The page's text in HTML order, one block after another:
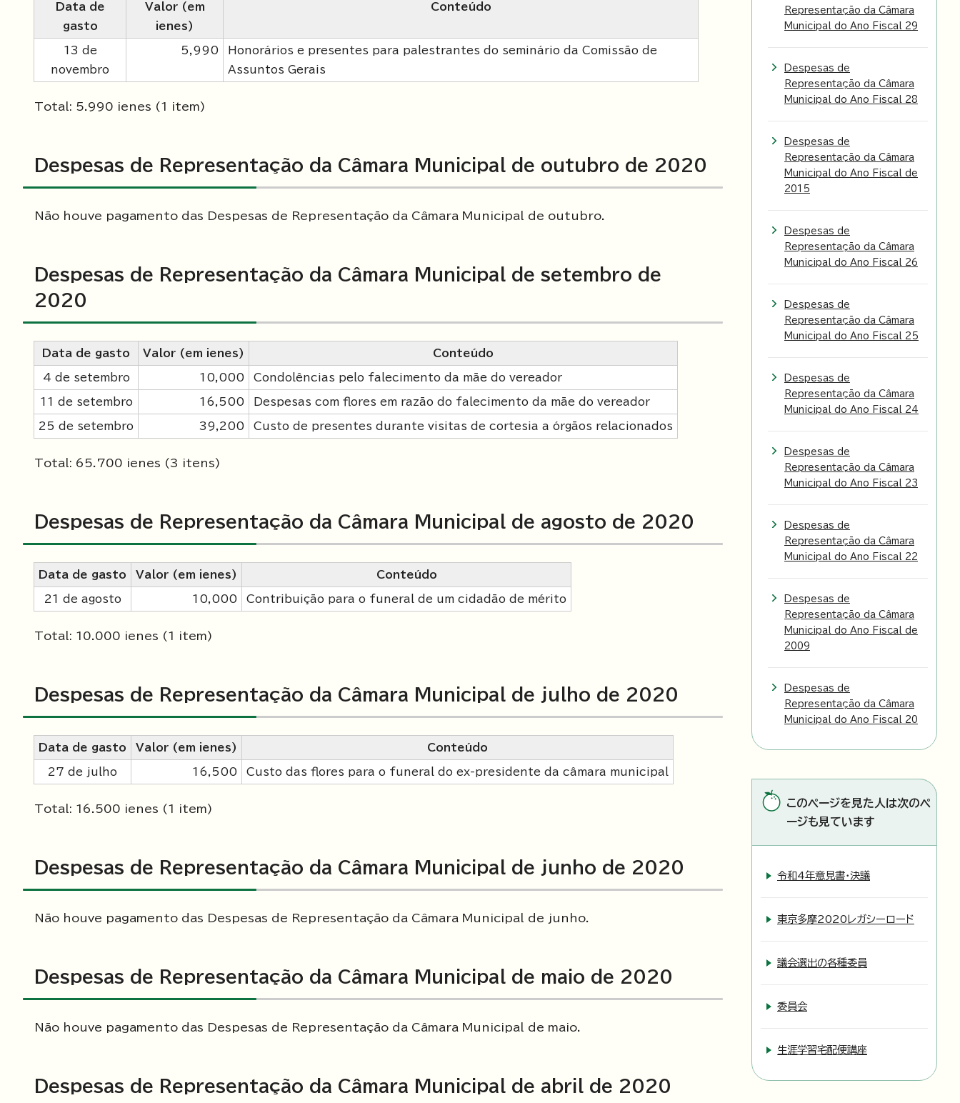
Data de
gasto
Valor (em
ienes)
Conteúdo
13 de
novembro
5,990
Honorários e presentes para palestrantes do seminário da Comissão de
Assuntos Gerais
Total: 5.990 ienes (1 item)
Despesas de Representação da Câmara Municipal de outubro de 2020
Não houve pagamento das Despesas de Representação da Câmara Municipal de outubro.
Despesas de Representação da Câmara Municipal de setembro de
2020
Data de gasto Valor (em ienes) Conteúdo
4 de setembro 10,000 Condolências pelo falecimento da mãe do vereador
11 de setembro 16,500 Despesas com flores em razão do falecimento da mãe do vereador
25 de setembro 39,200 Custo de presentes durante visitas de cortesia a órgãos relacionados
Total: 65.700 ienes (3 itens)
Despesas de Representação da Câmara Municipal de agosto de 2020
Data de gasto Valor (em ienes) Conteúdo
21 de agosto 10,000 Contribuição para o funeral de um cidadão de mérito
Total: 10.000 ienes (1 item)
Despesas de Representação da Câmara Municipal de julho de 2020
Data de gasto Valor (em ienes) Conteúdo
27 de julho 16,500 Custo das flores para o funeral do ex-presidente da câmara municipal
Total: 16.500 ienes (1 item)
Despesas de Representação da Câmara Municipal de junho de 2020
Não houve pagamento das Despesas de Representação da Câmara Municipal de junho.
Despesas de Representação da Câmara Municipal de maio de 2020
Não houve pagamento das Despesas de Representação da Câmara Municipal de maio.
Despesas de Representação da Câmara Municipal de abril de 2020
Representação da Câmara
Municipal do Ano Fiscal 29
Despesas de
Representação da Câmara
Municipal do Ano Fiscal 28
Despesas de
Representação da Câmara
Municipal do Ano Fiscal de
2015
Despesas de
Representação da Câmara
Municipal do Ano Fiscal 26
Despesas de
Representação da Câmara
Municipal do Ano Fiscal 25
Despesas de
Representação da Câmara
Municipal do Ano Fiscal 24
Despesas de
Representação da Câmara
Municipal do Ano Fiscal 23
Despesas de
Representação da Câmara
Municipal do Ano Fiscal 22
Despesas de
Representação da Câmara
Municipal do Ano Fiscal de
2009
Despesas de
Representação da Câmara
Municipal do Ano Fiscal 20
このページを見た人は次のペ
ージも見ています
令和4年意見書・決議
東京多摩2020レガシーロード
議会選出の各種委員
委員会
生涯学習宅配便講座